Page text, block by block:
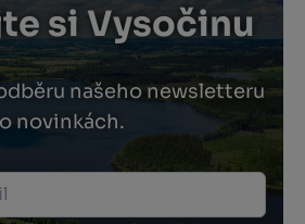
si Vysočinu
našeho newsletteru
o novinkách.